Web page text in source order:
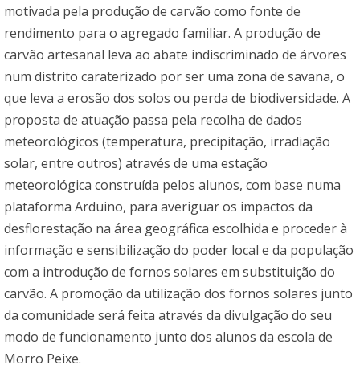
motivada pela produção de carvão como fonte de
rendimento para o agregado familiar. A produção de
carvão artesanal leva ao abate indiscriminado de árvores
num distrito caraterizado por ser uma zona de savana, o
que leva a erosão dos solos ou perda de biodiversidade. A
proposta de atuação passa pela recolha de dados
meteorológicos (temperatura, precipitação, irradiação
solar, entre outros) através de uma estação
meteorológica construída pelos alunos, com base numa
plataforma Arduino, para averiguar os impactos da
desflorestação na área geográfica escolhida e proceder à
informação e sensibilização do poder local e da população
com a introdução de fornos solares em substituição do
carvão. A promoção da utilização dos fornos solares junto
da comunidade será feita através da divulgação do seu
modo de funcionamento junto dos alunos da escola de
Morro Peixe.